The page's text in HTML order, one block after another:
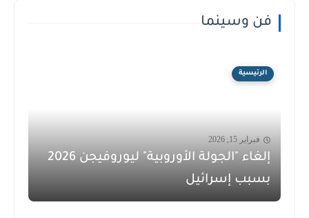
فن وسينما
الرئيسية
فبراير 15, 2026
إلغاء "الجولة الأوروبية" ليوروفيجن 2026
بسبب إسرائيل